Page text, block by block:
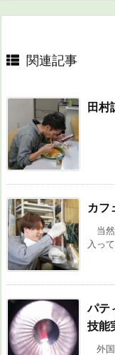
関連記事
田村
カフ
当然
入っ
パテ
技能
外国